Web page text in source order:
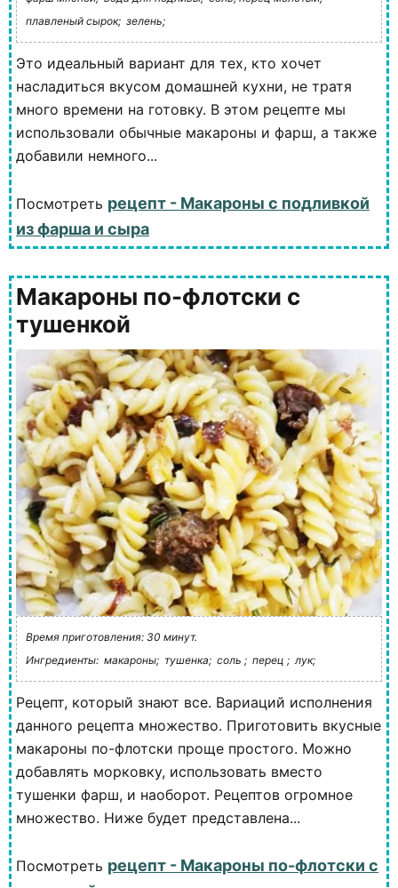
плавленый сырок; зелень;
Это идеальный вариант для тех, кто хочет
насладиться вкусом домашней кухни, не тратя
много времени на готовку. В этом рецепте мы
использовали обычные макароны и фарш, а также
добавили немного...
Посмотреть рецепт - Макароны с подливкой
из фарша и сыра
Макароны по-флотски с
тушенкой
Время приготовления: 30 минут.
Ингредиенты: макароны; тушенка; соль ; перец ; лук;
Рецепт, который знают все. Вариаций исполнения
данного рецепта множество. Приготовить вкусные
макароны по-флотски проще простого. Можно
добавлять морковку, использовать вместо
тушенки фарш, и наоборот. Рецептов огромное
множество. Ниже будет представлена...
Посмотреть рецепт - Макароны по-флотски с